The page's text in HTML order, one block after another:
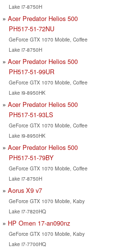
Lake i7-8750H
Acer Predator Helios 500
PH517-51-72NU
GeForce GTX 1070 Mobile, Coffee
Lake i7-8750H
Acer Predator Helios 500
PH517-51-99UR
GeForce GTX 1070 Mobile, Coffee
Lake i9-8950HK
Acer Predator Helios 500
PH517-51-93LS
GeForce GTX 1070 Mobile, Coffee
Lake i9-8950HK
Acer Predator Helios 500
PH517-51-79BY
GeForce GTX 1070 Mobile, Coffee
Lake i7-8750H
Aorus X9 v7
GeForce GTX 1070 Mobile, Kaby
Lake i7-7820HQ
HP Omen 17-an090nz
GeForce GTX 1070 Mobile, Kaby
Lake i7-7700HQ